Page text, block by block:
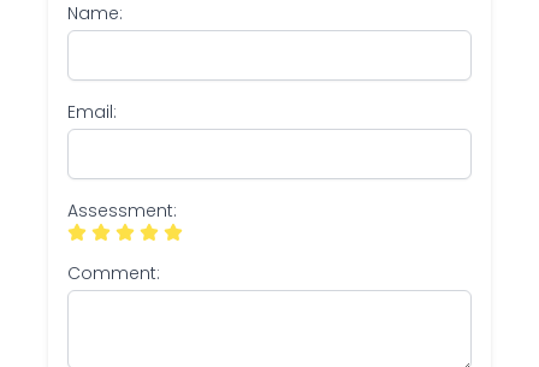
Name:
Email:
Assessment:
Comment: